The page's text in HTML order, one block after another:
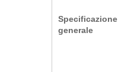
Specificazione
generale